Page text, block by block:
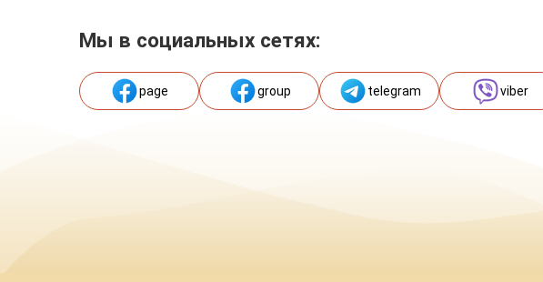
Мы в социальных сетях:
page group telegram viber